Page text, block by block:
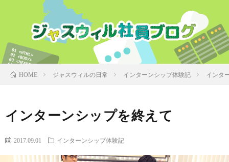
HOME ジャスウィルの日常 インターンシップ体験記 インタ
インターンシップを終えて
2017.09.01 インターンシップ体験記